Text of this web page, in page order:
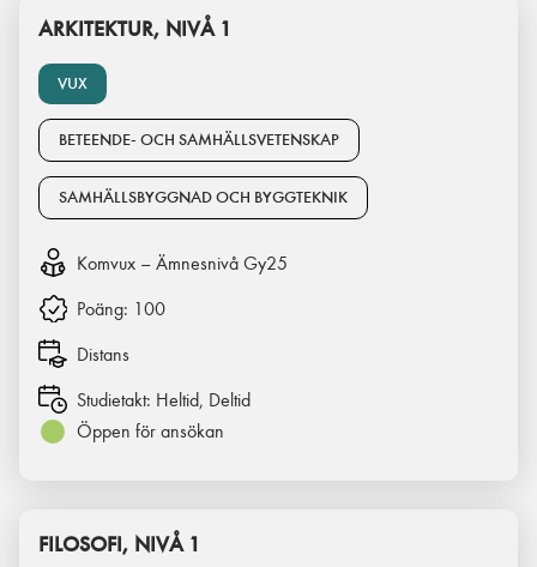
VUX
ARKITEKTUR, NIVÅ 1
BETEENDE- OCH SAMHÄLLSVETENSKAP
SAMHÄLLSBYGGNAD OCH BYGGTEKNIK
Komvux – Ämnesnivå Gy25
Poäng: 100
Distans
Studietakt: Heltid, Deltid
Öppen för ansökan
FILOSOFI, NIVÅ 1